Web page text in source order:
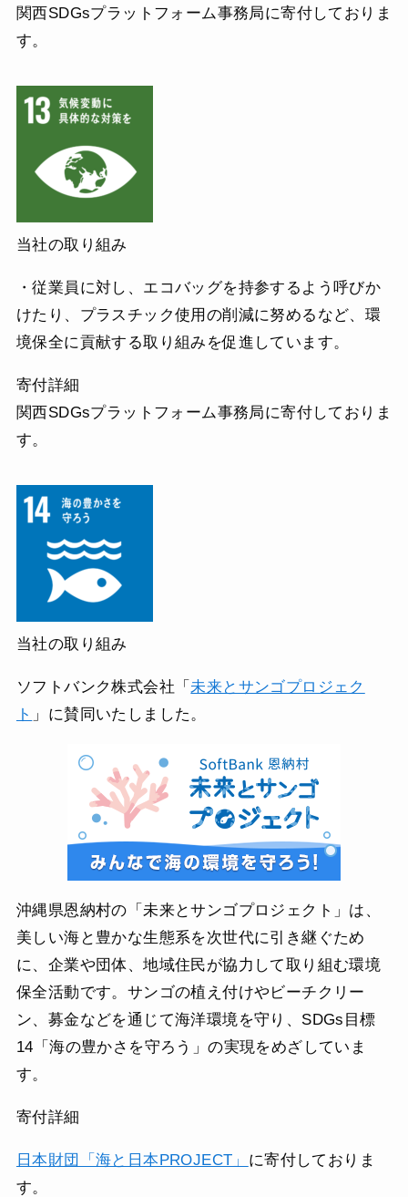
関西SDGsプラットフォーム事務局に寄付しておりま
す。
当社の取り組み
・従業員に対し、エコバッグを持参するよう呼びか
けたり、プラスチック使用の削減に努めるなど、環
境保全に貢献する取り組みを促進しています。
寄付詳細
関西SDGsプラットフォーム事務局に寄付しておりま
す。
当社の取り組み
ソフトバンク株式会社「未来とサンゴプロジェク
ト 」に賛同いたしました。
沖縄県恩納村の「未来とサンゴプロジェクト」は、
美しい海と豊かな生態系を次世代に引き継ぐため
に、企業や団体、地域住民が協力して取り組む環境
保全活動です。サンゴの植え付けやビーチクリー
ン、募金などを通じて海洋環境を守り、SDGs目標
14「海の豊かさを守ろう」の実現をめざしていま
す。
寄付詳細
日本財団「海と日本PROJECT」 に寄付しておりま
す。